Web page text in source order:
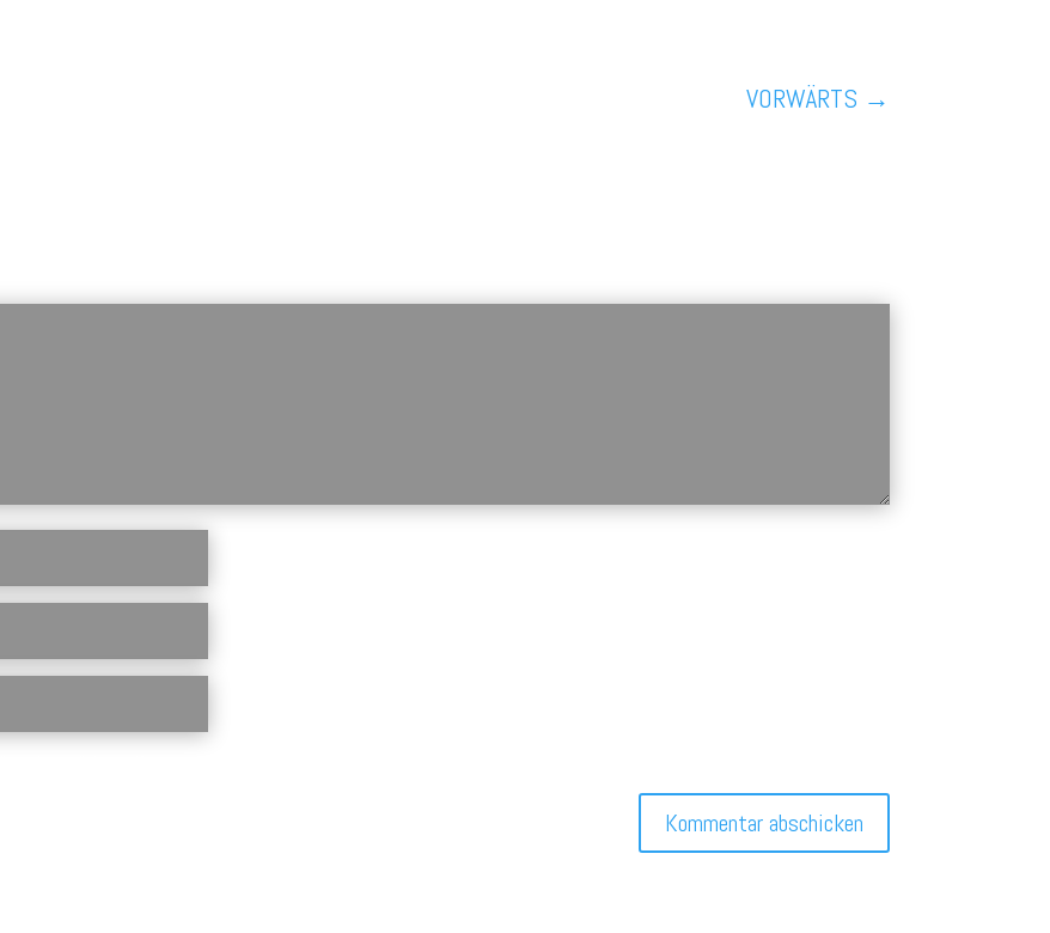
VORWÄRTS →
Kommentar abschicken